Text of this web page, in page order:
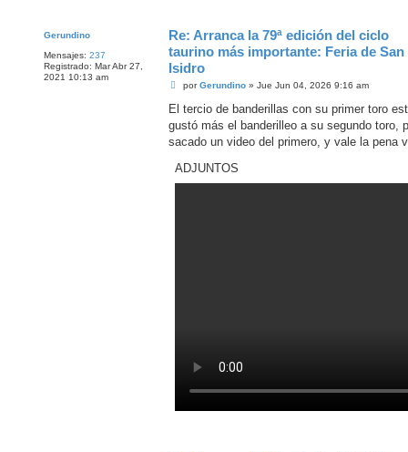
Gerundino
Mensajes: 237
Registrado: Mar Abr 27,
2021 10:13 am
Re: Arranca la 79ª edición del ciclo
taurino más importante: Feria de San
Isidro
M
n
a
j
porGerundino» Jue Jun 04, 2026 9:16 am
El tercio de banderillas con su primer toro
gustó más el banderilleo a su segundo toro,
sacado un video del primero, y vale la pena
ADJUNTOS